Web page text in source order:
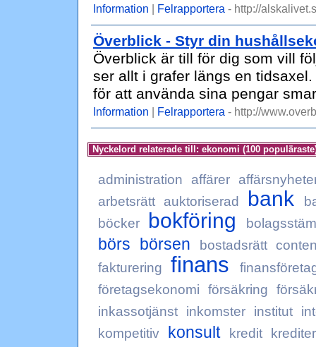
Information | Felrapportera - http://
Överblick - Styr din
Överblick är till för dig som vill
ser allt i grafer längs en
för att använda sina pengar
Information | Felrapportera - http://
Nyckelord relaterade till: ekonomi (100
administration affärer
arbetsrätt
auktoriserad bank
böcker
bokföring
börs börsen bostadsrätt
fakturering
finans
företagsekonomi
försäkring
inkassotjänst
inkomster institut
kompetitiv
konsult kredit
krediter